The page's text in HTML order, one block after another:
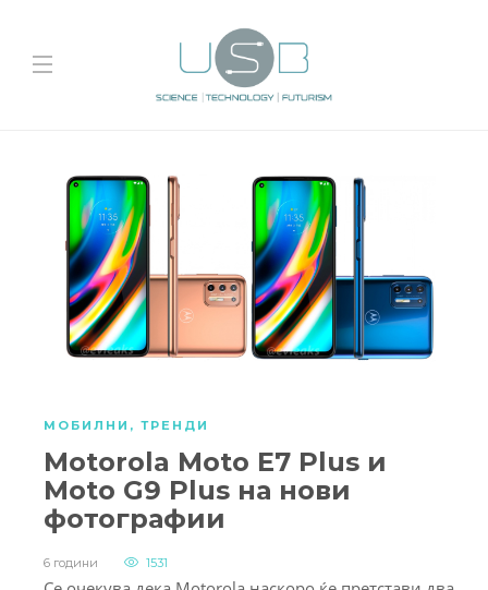
МОБИЛНИ , ТРЕНДИ
Motorola Moto E7 Plus и
Moto G9 Plus на нови
фотографии
6 години 1531